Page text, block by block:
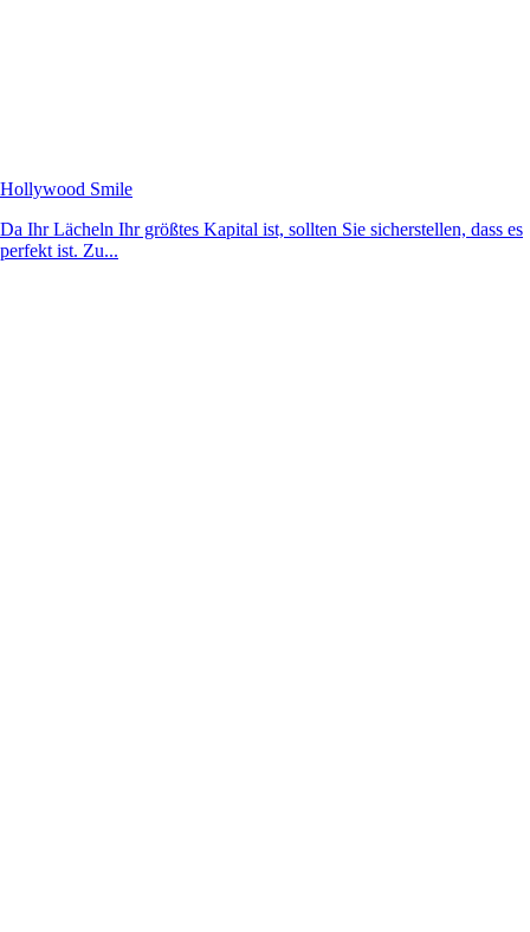
Hollywood Smile
Da Ihr Lächeln Ihr größtes Kapital ist, sollten Sie sicherstellen, dass es
perfekt ist. Zu...